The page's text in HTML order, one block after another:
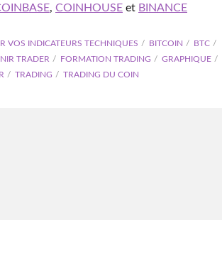
, COINHOUSE et BINANCE
VOS INDICATEURS TECHNIQUES BITCOIN
BTC
TRADER FORMATION TRADING
GRAPHIQUE
TRADING TRADING DU COIN